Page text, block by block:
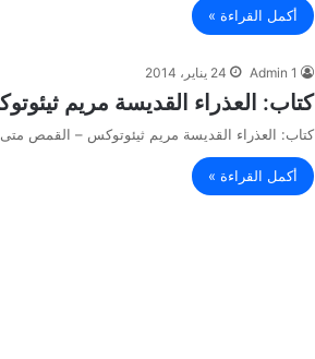
أكمل القراءة »
Admin 1 24 يناير، 2014
كتاب: العذراء القديسة مريم
كتاب: العذراء القديسة مريم ثيئوتوكس – القمص
أكمل القراءة »